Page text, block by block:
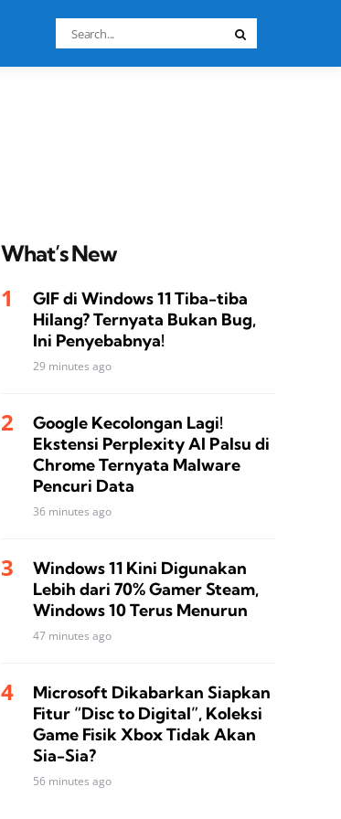
Search
for:
What’s New
GIF di Windows 11 Tiba-tiba
Hilang? Ternyata Bukan Bug,
Ini Penyebabnya!
29 minutes ago
Google Kecolongan Lagi!
Ekstensi Perplexity AI Palsu di
Chrome Ternyata Malware
Pencuri Data
36 minutes ago
Windows 11 Kini Digunakan
Lebih dari 70% Gamer Steam,
Windows 10 Terus Menurun
47 minutes ago
Microsoft Dikabarkan Siapkan
Fitur “Disc to Digital”, Koleksi
Game Fisik Xbox Tidak Akan
Sia-Sia?
56 minutes ago